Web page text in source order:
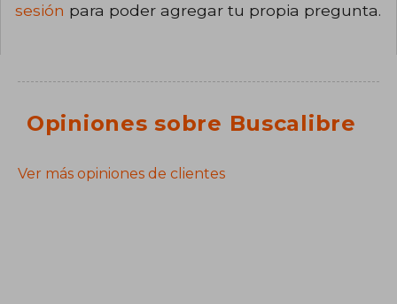
sesión para poder agregar tu propia pregunta.
Opiniones sobre Buscalibre
Ver más opiniones de clientes